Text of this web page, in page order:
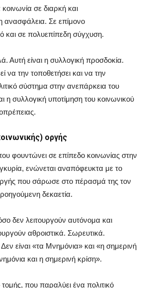
σε διαρκή και
ανασφάλεια. Σε επίμονο
και σε πολυεπίπεδη σύγχυση.
Αυτή είναι η συλλογική προσδοκία.
να την τοποθετήσει και να την
σύστημα στην ανεπάρκεια του
η συλλογική υποτίμηση του κοινωνικού
οργής
φουντώνει σε επίπεδο κοινωνίας στην
ενώνεται αναπόφευκτα με το
που σάρωσε στο πέρασμά της τον
δεκαετία.
δεν λειτουργούν αυτόνομα και
αθροιστικά. Σωρευτικά.
είναι «τα Μνημόνια» και «η σημερινή
και η σημερινή κρίση».
τομής, που παραλύει ένα πολιτικό